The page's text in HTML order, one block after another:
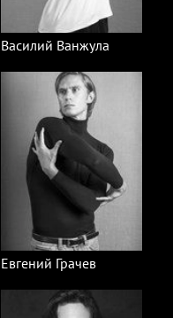
Василий Ванжула
Евгений Грачев